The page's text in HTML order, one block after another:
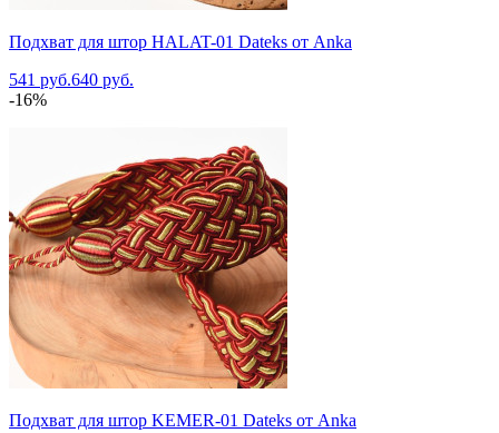
Подхват для штор HALAT-01 Dateks от Anka
541 руб.640 руб.
-16%
Подхват для штор KEMER-01 Dateks от Anka